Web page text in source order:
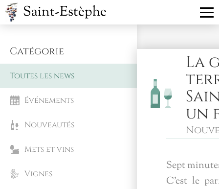
Saint-Estèphe
Catégorie
Toutes les news
Événements
Nouveautés
Mets et vins
Vignes
La
un
Sept
C’est le